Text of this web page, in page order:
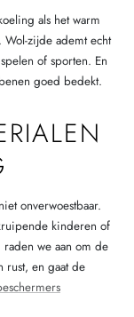
als het warm
zijde ademt echt
of sporten. En
goed bedekt.
onverwoestbaar.
kinderen of
we aan om de
rust, en gaat de